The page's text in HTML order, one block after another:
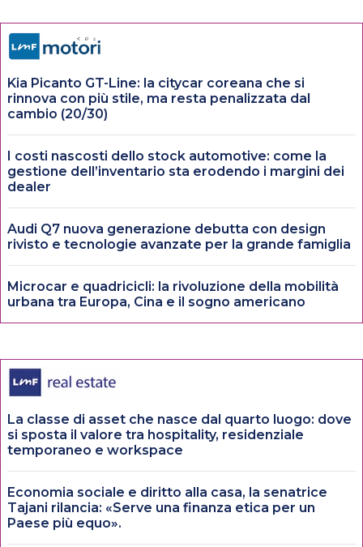
Kia Picanto GT-Line: la citycar coreana che si
rinnova con più stile, ma resta penalizzata dal
cambio (20/30)
I costi nascosti dello stock automotive: come la
gestione dell’inventario sta erodendo i margini dei
dealer
Audi Q7 nuova generazione debutta con design
rivisto e tecnologie avanzate per la grande famiglia
Microcar e quadricicli: la rivoluzione della mobilità
urbana tra Europa, Cina e il sogno americano
La classe di asset che nasce dal quarto luogo: dove
si sposta il valore tra hospitality, residenziale
temporaneo e workspace
Economia sociale e diritto alla casa, la senatrice
Tajani rilancia: «Serve una finanza etica per un
Paese più equo».